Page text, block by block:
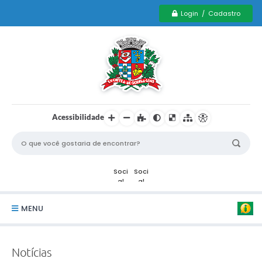
Login / Cadastro
Acessibilidade
MENU
Notícias